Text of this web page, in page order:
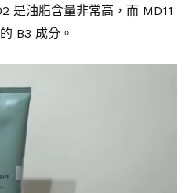
是油脂含量非常高，而 MD11
B3 成分。